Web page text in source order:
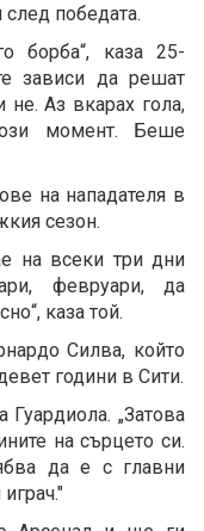
след победата.
борба“, каза 25-
зависи да решат
не. Аз вкарах гола,
момент. Беше
на нападателя в
сезон.
на всеки три дни
февруари, да
каза той.
Силва, който
години в Сити.
Гуардиола. „Затова
на сърцето си.
да е с главни